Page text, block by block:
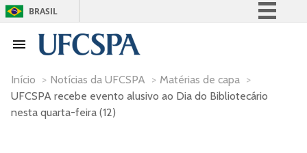
BRASIL
Participe
Acesso à informação
Início > Notícias da UFCSPA > Matérias de capa >
UFCSPA recebe evento alusivo ao Dia do Bibliotecário
nesta quarta-feira (12)